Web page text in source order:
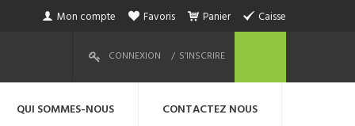
Mon compte Favoris Panier Caisse
CONNEXION S’INSCRIRE
QUI SOMMES-NOUS CONTACTEZ NOUS